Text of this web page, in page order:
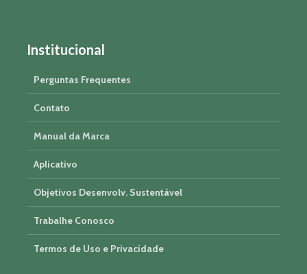
Institucional
Perguntas Frequentes
Contato
Manual da Marca
Aplicativo
Objetivos Desenvolv. Sustentável
Trabalhe Conosco
Termos de Uso e Privacidade